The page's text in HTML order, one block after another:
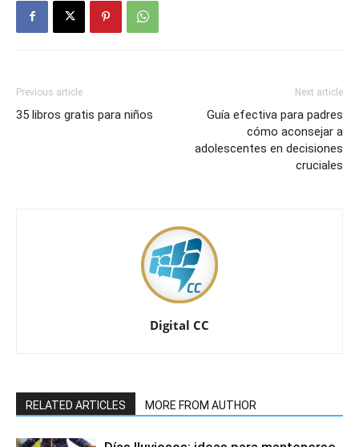
Previous article
35 libros gratis para niños
Next article
Guía efectiva para padres
cómo aconsejar a
adolescentes en decisiones
cruciales
Digital CC
RELATED ARTICLES MORE FROM AUTHOR